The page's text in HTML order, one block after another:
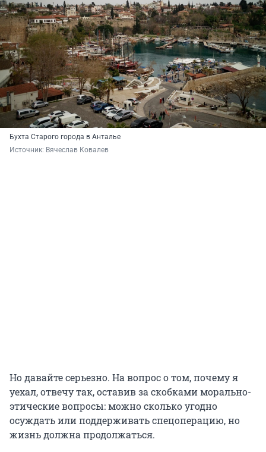
Бухта Старого города в Анталье
Источник: Вячеслав Ковалев
Но давайте серьезно. На вопрос о том, почему я
уехал, отвечу так, оставив за скобками морально-
этические вопросы: можно сколько угодно
осуждать или поддерживать спецоперацию, но
жизнь должна продолжаться.